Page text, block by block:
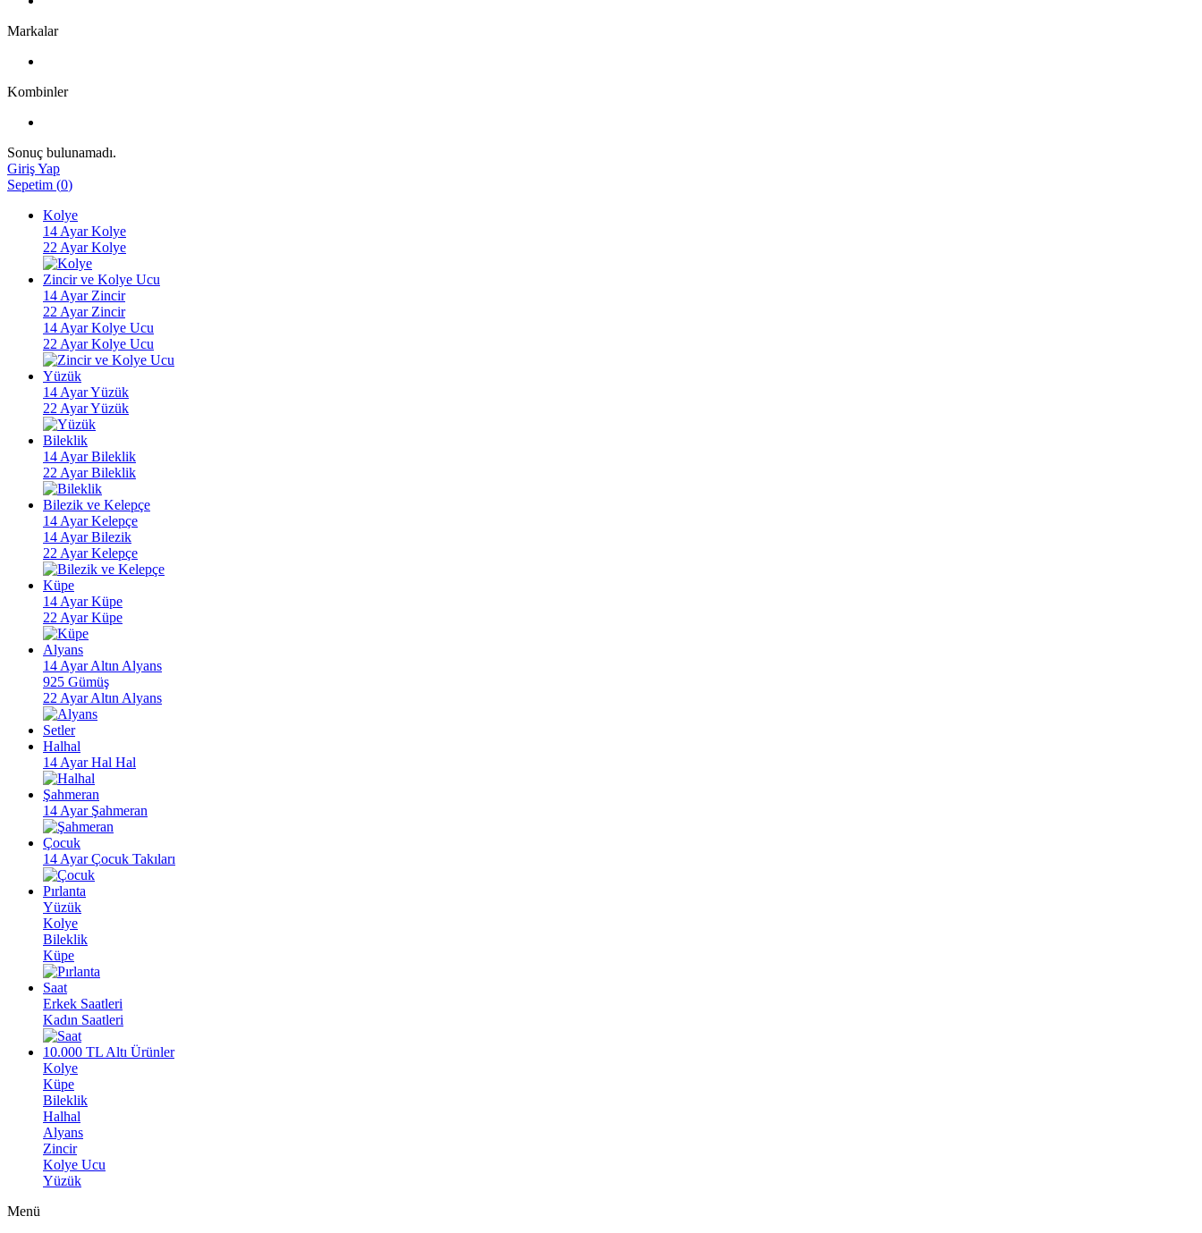
Markalar
Kombinler
Sonuç bulunamadı.
Giriş Yap
Sepetim (0)
Kolye
14 Ayar Kolye
22 Ayar Kolye
Zincir ve Kolye Ucu
14 Ayar Zincir
22 Ayar Zincir
14 Ayar Kolye Ucu
22 Ayar Kolye Ucu
Yüzük
14 Ayar Yüzük
22 Ayar Yüzük
Bileklik
14 Ayar Bileklik
22 Ayar Bileklik
Bilezik ve Kelepçe
14 Ayar Kelepçe
14 Ayar Bilezik
22 Ayar Kelepçe
Küpe
14 Ayar Küpe
22 Ayar Küpe
Alyans
14 Ayar Altın Alyans
925 Gümüş
22 Ayar Altın Alyans
Setler
Halhal
14 Ayar Hal Hal
Şahmeran
14 Ayar Şahmeran
Çocuk
14 Ayar Çocuk Takıları
Pırlanta
Yüzük
Kolye
Bileklik
Küpe
Saat
Erkek Saatleri
Kadın Saatleri
10.000 TL Altı Ürünler
Kolye
Küpe
Bileklik
Halhal
Alyans
Zincir
Kolye Ucu
Yüzük
Menü